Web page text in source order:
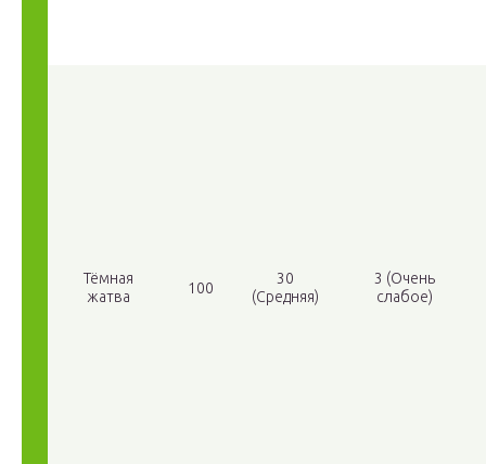
Тёмная
жатва
100
30
(Средняя)
3 (Очень
слабое)